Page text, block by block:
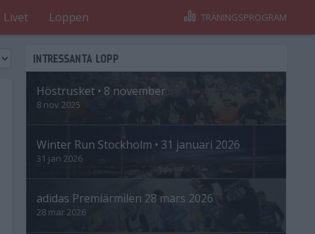
Livet Loppen TRÄNINGSPROGRAM
INTRESSANTA LOPP
Höstrusket • 8 november
8 nov 2025
Winter Run Stockholm • 31 januari 2026
31 jan 2026
adidas Premiärmilen 28 mars 2026
28 mar 2026